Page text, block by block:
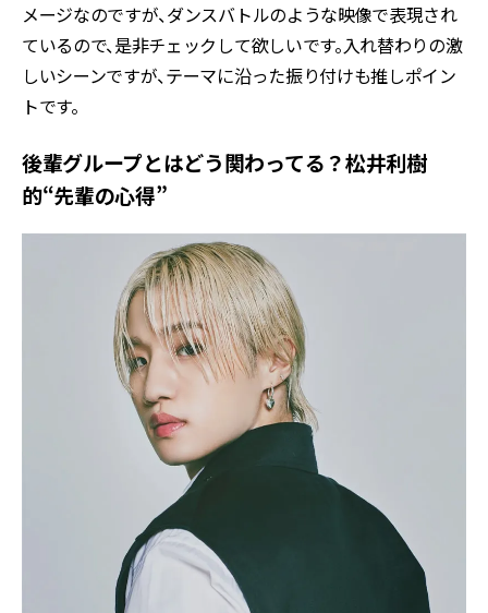
メージなのですが、ダンスバトルのような映像で表現され
ているので、是非チェックして欲しいです。入れ替わりの激
しいシーンですが、テーマに沿った振り付けも推しポイン
トです。
後輩グループとはどう関わってる？松井利樹
的“先輩の心得”